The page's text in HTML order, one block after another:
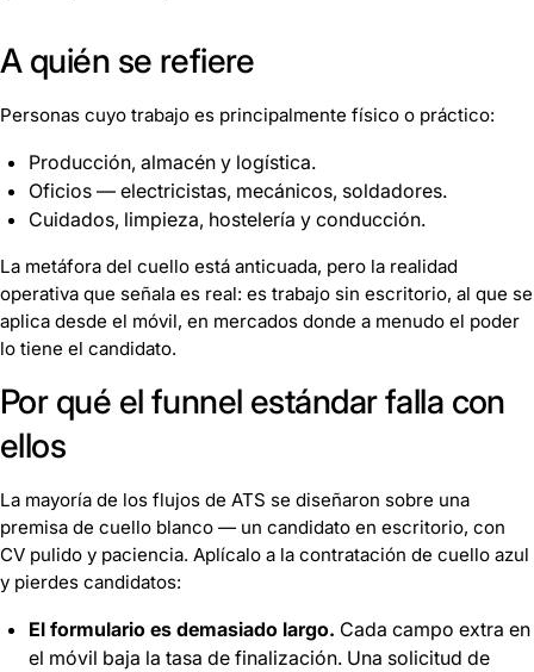
A quién se refiere
Personas cuyo trabajo es principalmente físico o práctico:
Producción, almacén y logística.
Oficios — electricistas, mecánicos, soldadores.
Cuidados, limpieza, hostelería y conducción.
La metáfora del cuello está anticuada, pero la realidad
operativa que señala es real: es trabajo sin escritorio, al que se
aplica desde el móvil, en mercados donde a menudo el poder
lo tiene el candidato.
Por qué el funnel estándar falla con
ellos
La mayoría de los flujos de ATS se diseñaron sobre una
premisa de cuello blanco — un candidato en escritorio, con
CV pulido y paciencia. Aplícalo a la contratación de cuello azul
y pierdes candidatos:
El formulario es demasiado largo. Cada campo extra en
el móvil baja la tasa de finalización. Una solicitud de